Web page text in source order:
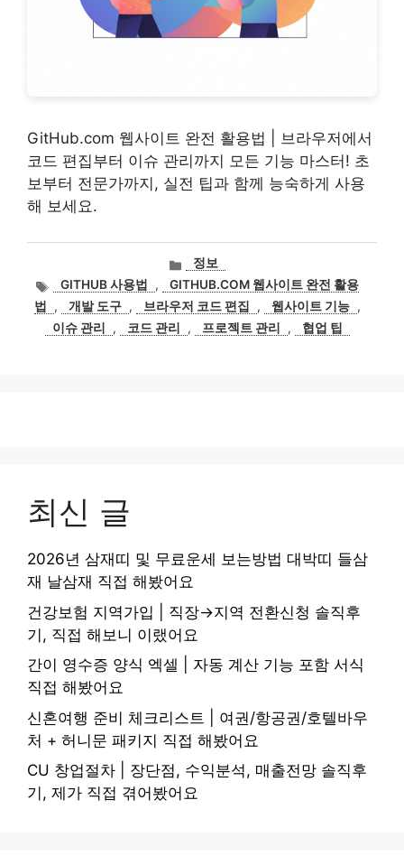
GitHub.com 웹사이트 완전 활용법 | 브라우저에서
코드 편집부터 이슈 관리까지 모든 기능 마스터! 초
보부터 전문가까지, 실전 팁과 함께 능숙하게 사용
해 보세요.
카
테
고
리
정보
태GITHUB 사용법 ,
GITHUB.COM 웹사이트 완전 활용
법
, 개발 도구 , 브라우저 코드 편집 , 웹사이트 기능 ,
이슈 관리
, 코드 관리 , 프로젝트 관리 , 협업 팁
최신 글
2026년 삼재띠 및 무료운세 보는방법 대박띠 들삼
재 날삼재 직접 해봤어요
건강보험 지역가입 | 직장→지역 전환신청 솔직후
기, 직접 해보니 이랬어요
간이 영수증 양식 엑셀 | 자동 계산 기능 포함 서식
직접 해봤어요
신혼여행 준비 체크리스트 | 여권/항공권/호텔바우
처 + 허니문 패키지 직접 해봤어요
CU 창업절차 | 장단점, 수익분석, 매출전망 솔직후
기, 제가 직접 겪어봤어요